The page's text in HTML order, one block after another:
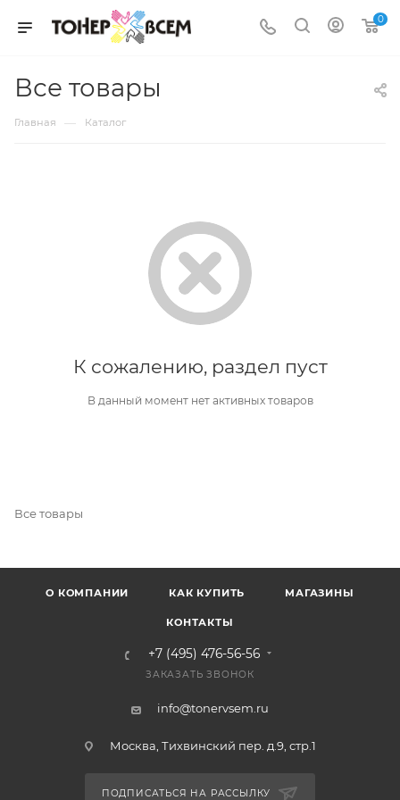
0
Все товары
Главная — Каталог
К сожалению, раздел пуст
В данный момент нет активных товаров
Все товары
О КОМПАНИИ КАК КУПИТЬ МАГАЗИНЫ
КОНТАКТЫ
+7 (495) 476-56-56
ЗАКАЗАТЬ ЗВОНОК
info@tonervsem.ru
Москва, Тихвинский пер. д.9, стр.1
ПОДПИСАТЬСЯ НА РАССЫЛКУ